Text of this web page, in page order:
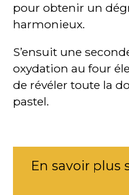
pour obtenir un
harmonieux.
S’ensuit une
oxydation au four
de révéler toute la
pastel.
En savoir plus